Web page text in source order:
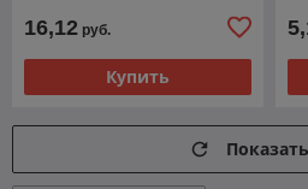
16,12 руб.
Купить